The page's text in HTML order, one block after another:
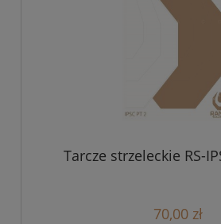
Tarcze strzeleckie RS-
70,00 zł